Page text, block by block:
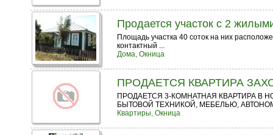
Продается участок с 2
Площадь участка 40 соток на них
контактный ...
Дома, Окница
ПРОДАЕТСЯ КВАРТИРА
ПРОДАЕТСЯ 3-КОМНАТНАЯ КВАРТИРА В
БЫТОВОЙ ТЕХНИКОЙ, МЕБЕЛЬЮ,
Квартиры, Окница